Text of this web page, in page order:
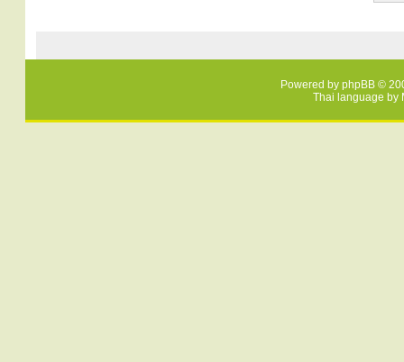
Powered by phpBB ©
Thai language by